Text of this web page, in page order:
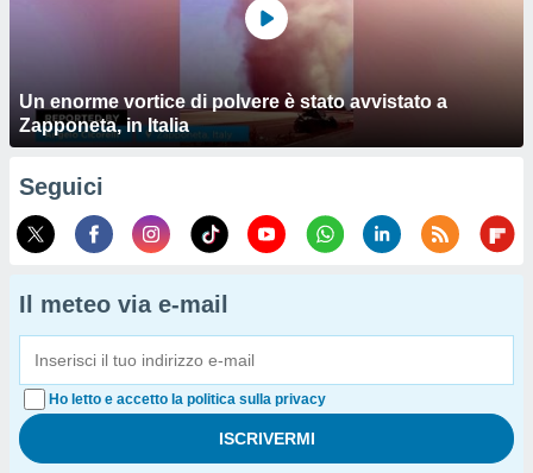
Un enorme vortice di polvere è stato avvistato a
Zapponeta, in Italia
Seguici
Il meteo via e-mail
Ho letto e accetto la politica sulla privacy